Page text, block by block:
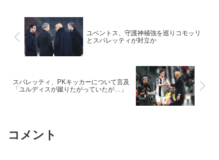
ユベントス、守護神補強を巡りコモッリ
とスパレッティが対立か
スパレッティ、PKキッカーについて言及
「ユルディスが蹴りたがっていたが…」
コメント